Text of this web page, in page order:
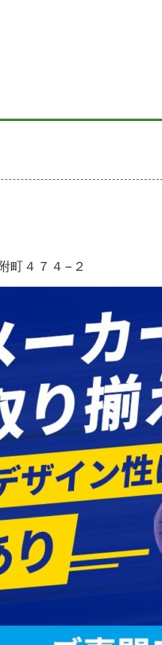
町４７４−２